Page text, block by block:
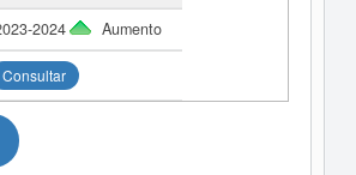
Aumento
Consultar